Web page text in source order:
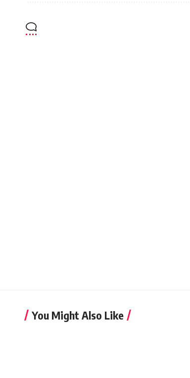
You Might Also Like